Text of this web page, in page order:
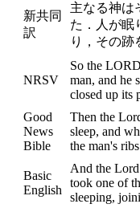
新共同
訳
主なる神は
た．人が眠
り，その跡
NRSV
So the
man, and he
closed up its
Good
News
Bible
Then the
sleep, and
the man's
Basic
English
And the Lord
took one of
sleeping,